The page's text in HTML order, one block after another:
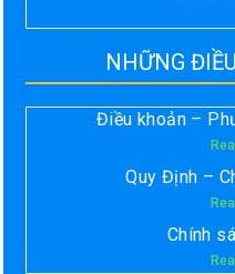
NHỮNG
Điều khoản –
Quy Định –
Chính